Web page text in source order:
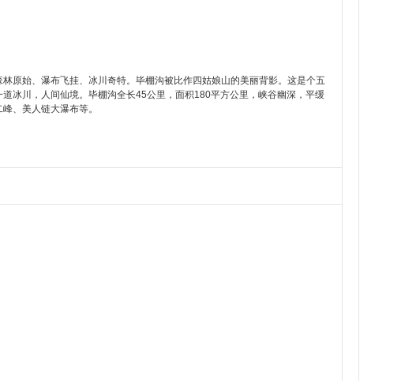
原始、瀑布飞挂、冰川奇特。毕棚沟被比作四姑娘山的美丽背影。这是个五
冰川，人间仙境。毕棚沟全长45公里，面积180平方公里，峡谷幽深，平缓
、美人链大瀑布等。